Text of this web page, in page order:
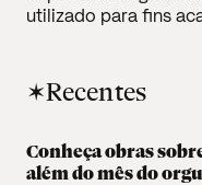
utilizado para fins
✶Recentes
Conheça obras
além do mês do